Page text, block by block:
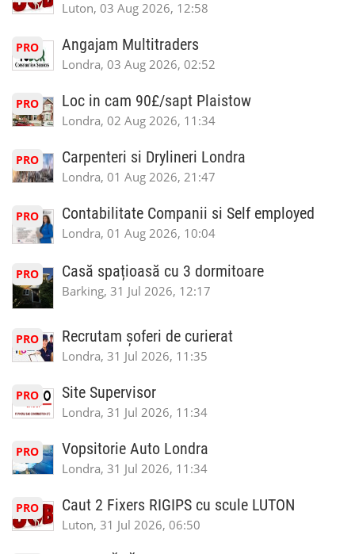
Luton, 03 Aug 2026, 12:58
PRO Angajam Multitraders
Londra, 03 Aug 2026, 02:52
PRO Loc in cam 90£/sapt Plaistow
Londra, 02 Aug 2026, 11:34
PRO Carpenteri si Drylineri Londra
Londra, 01 Aug 2026, 21:47
PRO Contabilitate Companii si Self employed
Londra, 01 Aug 2026, 10:04
PRO Casă spațioasă cu 3 dormitoare
Barking, 31 Jul 2026, 12:17
PRO Recrutam șoferi de curierat
Londra, 31 Jul 2026, 11:35
PRO Site Supervisor
Londra, 31 Jul 2026, 11:34
PRO Vopsitorie Auto Londra
Londra, 31 Jul 2026, 11:34
PRO Caut 2 Fixers RIGIPS cu scule LUTON
Luton, 31 Jul 2026, 06:50